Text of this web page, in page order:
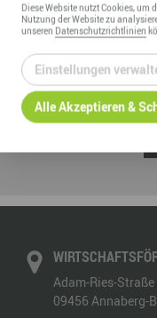
MEHR
Adam-Ries-Straße
09456 Annaberg-
DieseWebsitenutzt Cookies, um
Nutzung derWebsitezu
unseren Datenschutzrichtlinien
Einstellungen
Alle Akzeptieren &